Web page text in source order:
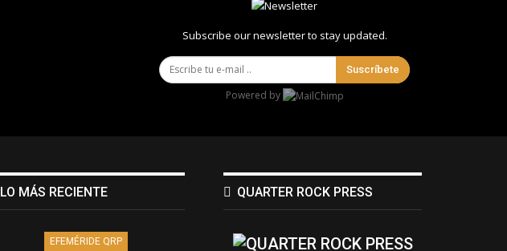
Subscribe our newsletter to stay updated.
Suscríbete
Powered by
LO MÁS RECIENTE
EFEMÉRIDE QRP
QUARTER ROCK PRESS